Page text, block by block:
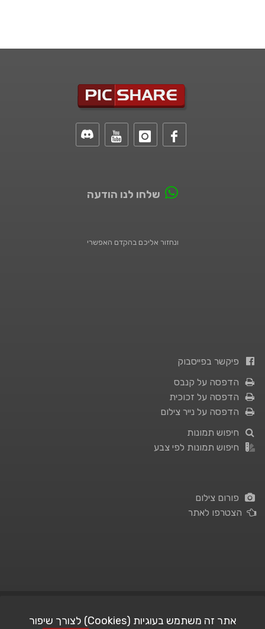
שלחו לנו הודעה
ונחזור אליכם בהקדם האפשרי
פיקשר בפייסבוק
הדפסה על קנבס
הדפסה על זכוכית
הדפסה על נייר צילום
חיפוש תמונות
חיפוש תמונות לפי צבע
פורום צילום
הצטרפו לאתר
אתר זה משתמש בעוגיות (Cookies) לצורך שיפור